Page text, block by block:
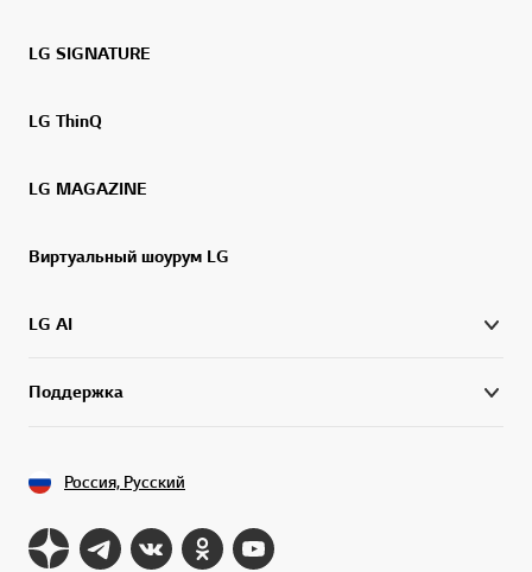
LG SIGNATURE
LG ThinQ
LG MAGAZINE
Виртуальный шоурум LG
LG AI
Поддержка
Россия, Русский